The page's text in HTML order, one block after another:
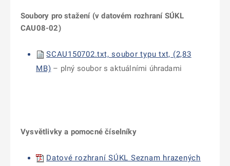
Soubory pro stažení (v datovém rozhraní SÚKL
CAU08-02)
SCAU150702.txt, soubor typu txt, (2,83
MB) – plný soubor s aktuálními úhradami
Vysvětlivky a pomocné číselníky
Datové rozhraní SÚKL Seznam hrazených